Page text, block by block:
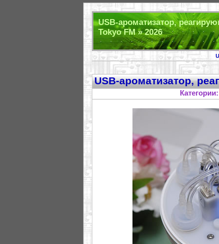
USB-ароматизатор,
Tokyo FM » 2026
USB-ароматизатор,